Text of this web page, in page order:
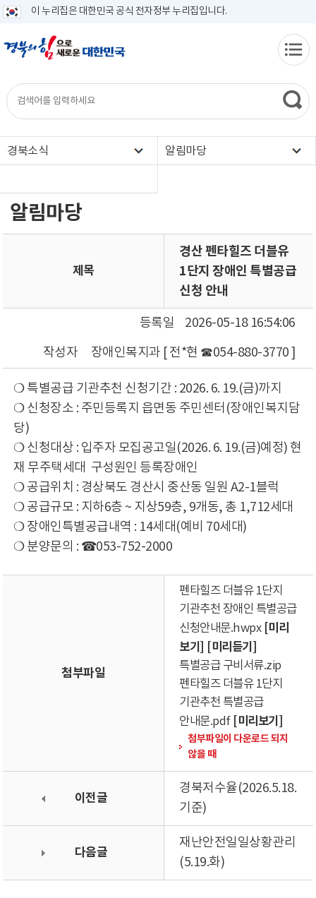
이 누리집은 대한민국 공식 전자정부 누리집입니다.
경북소식 알림마당
알림마당
제목
경산 펜타힐즈 더블유
1단지 장애인 특별공급
신청 안내
등록일
2026-05-18 16:54:06
작성자
장애인복지과 [ 전*현 ☎054-880-3770 ]
❍ 특별공급 기관추천 신청기간 : 2026. 6. 19.(금)까지
❍ 신청장소 : 주민등록지 읍면동 주민센터(장애인복지담
당)
❍ 신청대상 : 입주자 모집공고일(2026. 6. 19.(금)예정) 현
재 무주택세대 구성원인 등록장애인
❍ 공급위치 : 경상북도 경산시 중산동 일원 A2-1블럭
❍ 공급규모 : 지하6층 ~ 지상59층, 9개동, 총 1,712세대
❍ 장애인특별공급내역 : 14세대(예비 70세대)
❍ 분양문의 : ☎053-752-2000
첨부파일
펜타힐즈 더블유 1단지
기관추천 장애인 특별공급
신청안내문.hwpx [미리
보기]
[미리듣기]
특별공급 구비서류.zip
펜타힐즈 더블유 1단지
기관추천 특별공급
안내문.pdf [미리보기]
첨부파일이 다운로드 되지
않을 때
이전글
경북저수율(2026.5.18.
기준)
다음글
재난안전일일상황관리
(5.19.화)